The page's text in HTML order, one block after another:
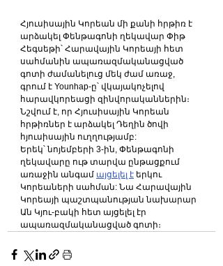
Հյուսիսային Կորեան մի քանի հրթիռ է
արձակել Փենթագոնի ղեկավար Փիթ
Հեգսեթի՝ Հարավային Կորեայի հետ
սահմանին ապառազմականացված
գոտի ժամանելուց մեկ ժամ առաջ,
գրում է Younhap-ը՝ վկայակոչելով
հարավկորեացի զինվորականներին։
Նշվում է, որ Հյուսիսային Կորեան
հրթիռներ է արձակել Դեղին ծովի
հյուսիսային ուղղությամբ:
Երեկ՝ նոյեմբերի 3-ին, Փենթագոնի
ղեկավարը ութ տարվա ընթացքում
առաջին անգամ այցելել է երկու
Կորեաների սահման: Նա Հարավային
Կորեայի պաշտպանության նախարար
Ան Կյու-բակի հետ այցելել էր
ապառազմականացված գոտի։